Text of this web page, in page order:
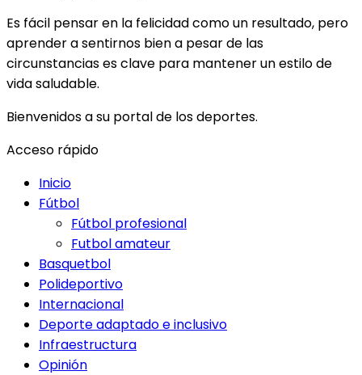
Es fácil pensar en la felicidad como un resultado, pero
aprender a sentirnos bien a pesar de las
circunstancias es clave para mantener un estilo de
vida saludable.
Bienvenidos a su portal de los deportes.
Acceso rápido
Inicio
Fútbol
Fútbol profesional
Futbol amateur
Basquetbol
Polideportivo
Internacional
Deporte adaptado e inclusivo
Infraestructura
Opinión